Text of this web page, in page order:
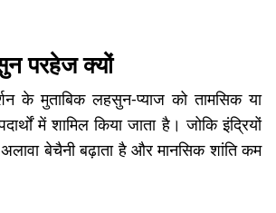
परहेज क्यों
के मुताबिक लहसुन-प्याज को तामसिक या
में शामिल किया जाता है। जोकि इंद्रियों
बेचैनी बढ़ाता है और मानसिक शांति कम